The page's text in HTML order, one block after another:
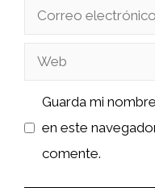
Correo
Web
Guarda mi
en este
comente.